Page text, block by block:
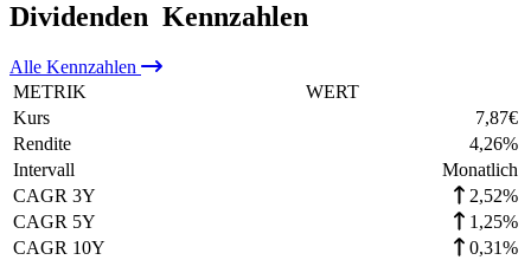
Dividenden Kennzahlen
Alle Kennzahlen
METRIK
WERT
Kurs
7,87€
Rendite
4,26%
Intervall
Monatlich
CAGR 3Y
2,52%
CAGR 5Y
1,25%
CAGR 10Y
0,31%